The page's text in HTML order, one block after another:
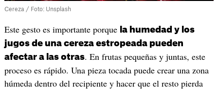
Cereza / Foto: Unsplash
Este gesto es importante porque la humedad y los
jugos de una cereza estropeada pueden
afectar a las otras. En frutas pequeñas y juntas, este
proceso es rápido. Una pieza tocada puede crear una zona
húmeda dentro del recipiente y hacer que el resto pierda